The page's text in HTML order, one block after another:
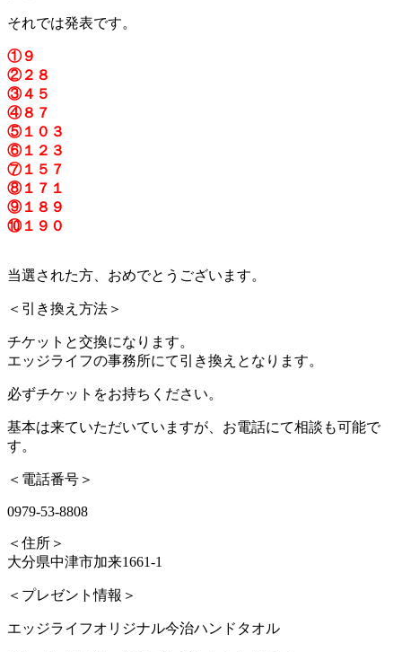
それでは発表です。
①９
②２８
③４５
④８７
⑤１０３
⑥１２３
⑦１５７
⑧１７１
⑨１８９
⑩１９０
当選された方、おめでとうございます。
＜引き換え方法＞
チケットと交換になります。
エッジライフの事務所にて引き換えとなります。
必ずチケットをお持ちください。
基本は来ていただいていますが、お電話にて相談も可能で
す。
＜電話番号＞
0979-53-8808
＜住所＞
大分県中津市加来1661-1
＜プレゼント情報＞
エッジライフオリジナル今治ハンドタオル